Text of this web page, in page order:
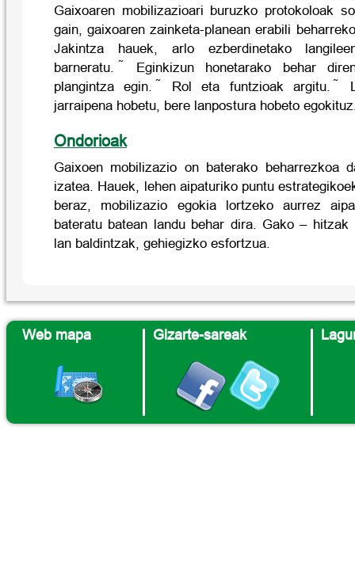
Gaixoaren mobilizazioari buruzko protokoloak
gain, gaixoaren zainketa-planean erabili
Jakintza hauek, arlo ezberdinetako
barneratu.  Eginkizun honetarako behar
plangintza egin.  Rol eta funtzioak argitu. 
jarraipena hobetu, bere lanpostura hobeto
Ondorioak
Gaixoen mobilizazio on baterako beharrezkoa
izatea. Hauek, lehen aipaturiko puntu
beraz, mobilizazio egokia lortzeko aurrez
bateratu batean landu behar dira. Gako –
lan baldintzak, gehiegizko esfortzua.
Web mapa Gizarte-sareak